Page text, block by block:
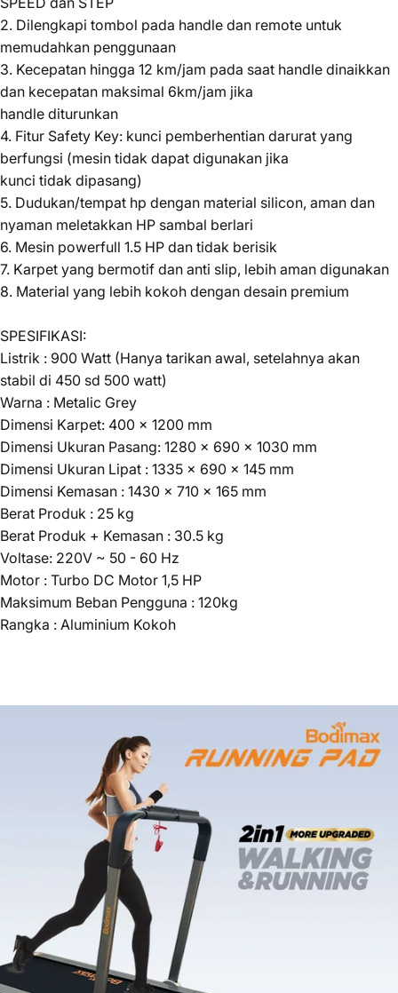
2. Dilengkapi tombol pada handle dan remote untuk
memudahkan penggunaan
3. Kecepatan hingga 12 km/jam pada saat handle dinaikkan
dan kecepatan maksimal 6km/jam jika
handle diturunkan
4. Fitur Safety Key: kunci pemberhentian darurat yang
berfungsi (mesin tidak dapat digunakan jika
kunci tidak dipasang)
5. Dudukan/tempat hp dengan material silicon, aman dan
nyaman meletakkan HP sambal berlari
6. Mesin powerfull 1.5 HP dan tidak berisik
7. Karpet yang bermotif dan anti slip, lebih aman digunakan
8. Material yang lebih kokoh dengan desain premium
SPESIFIKASI:
Listrik : 900 Watt (Hanya tarikan awal, setelahnya akan
stabil di 450 sd 500 watt)
Warna : Metalic Grey
Dimensi Karpet: 400 x 1200 mm
Dimensi Ukuran Pasang: 1280 x 690 x 1030 mm
Dimensi Ukuran Lipat : 1335 x 690 x 145 mm
Dimensi Kemasan : 1430 x 710 x 165 mm
Berat Produk : 25 kg
Berat Produk + Kemasan : 30.5 kg
Voltase: 220V ~ 50 - 60 Hz
Motor : Turbo DC Motor 1,5 HP
Maksimum Beban Pengguna : 120kg
Rangka : Aluminium Kokoh